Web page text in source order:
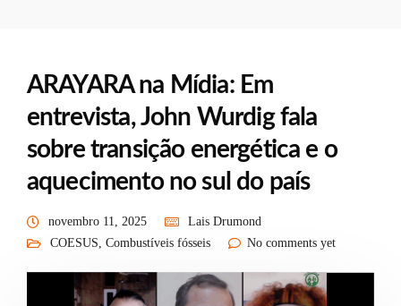
ARAYARA na Mídia: Em
entrevista, John Wurdig fala
sobre transição energética e o
aquecimento no sul do país
novembro 11, 2025
Lais Drumond
COESUS, Combustíveis fósseis No comments yet